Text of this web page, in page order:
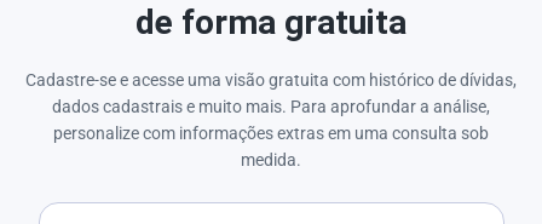
de forma gratuita
Cadastre-se e acesse uma visão gratuita com histórico de dívidas,
dados cadastrais e muito mais. Para aprofundar a análise,
personalize com informações extras em uma consulta sob
medida.